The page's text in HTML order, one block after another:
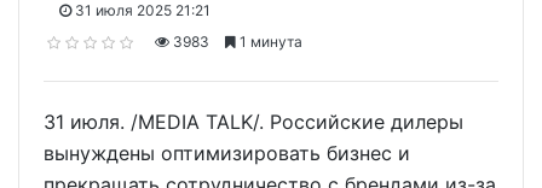
31 июля 2025 21:21
3983
1 минута
31 июля. /MEDIA TALK/. Российские дилеры
вынуждены оптимизировать бизнес и